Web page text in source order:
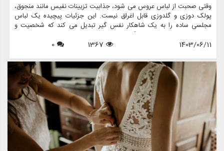
وقتی صحبت از لباس عروس می شود، جذابیت تزیینات نفیس مانند منجوق،
پولک دوزی و گلدوزی قابل اغراق نیست. این جزئیات پیچیده یک لباس
مجلسی ساده را به یک شاهکار نفس گیر تبدیل می کند که شخصیت و
استایل عروس را در بر می گیرد. در این مقاله، دنیای فریبنده تزیینات در
طراحی لباس عروس را بررسی خواهیم کرد و اهمیت، تکنیک ها و نحوه
کنیم.
1403/06/11
1367
0